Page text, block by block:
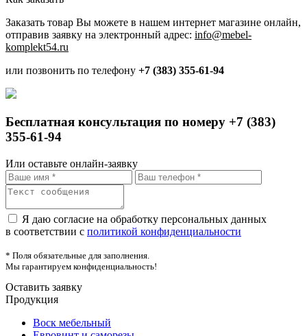
Заказать товар Вы можете в нашем интернет магазине онлайн,
отправив заявку на электронный адрес: info@mebel-
komplekt54.ru
или позвонить по телефону +7 (383) 355-61-94
Бесплатная консультация по номеру +7 (383)
355-61-94
Или оставьте онлайн-заявку
Я даю согласие на обработку персональных данных
в соответствии с политикой конфиденциальности
* Поля обязательные для заполнения.
Мы гарантируем конфиденциальность!
Оставить заявку
Продукция
Воск мебельный